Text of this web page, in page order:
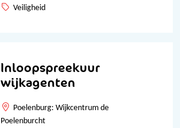
Veiligheid
Inloopspreekuur
wijkagenten
Poelenburg: Wijkcentrum de
Poelenburcht